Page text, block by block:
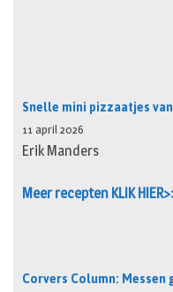
Snelle mini pizzaatjes
11 april 2026
Erik Manders
Meer recepten KLIK
Corvers Column: Messen